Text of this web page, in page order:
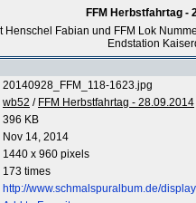
FFM Herbstfahrtag -
Henschel Fabian und FFM Lok
Endstation
20140928_FFM_118-1623.jpg
wb52 / FFM Herbstfahrtag - 28.09.2014
396 KB
Nov 14, 2014
1440 x 960 pixels
173 times
http://www.schmalspuralbum.de/